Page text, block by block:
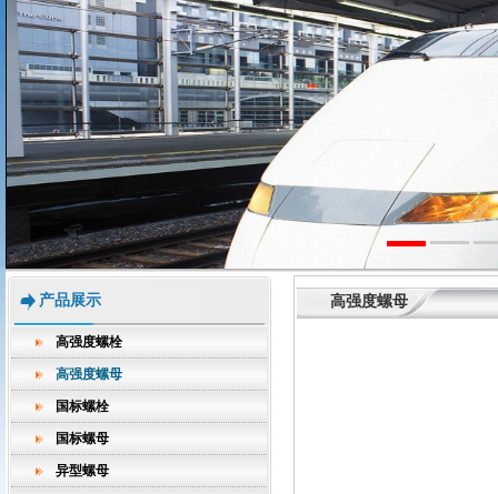
产品展示
高强度螺栓
高强度螺母
国标螺栓
国标螺母
异型螺母
高强度螺母